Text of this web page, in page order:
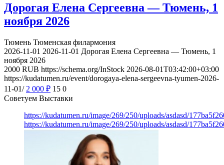
Дорогая Елена Сергеевна — Тюмень, 1
ноября 2026
Тюмень Тюменская филармония
2026-11-01 2026-11-01 Дорогая Елена Сергеевна — Тюмень, 1
ноября 2026
2000 RUB https://schema.org/InStock 2026-08-01T03:42:00+03:00
https://kudatumen.ru/event/dorogaya-elena-sergeevna-tyumen-2026-
11-01/ 2 000 ₽ 15 0
Советуем Выставки
https://kudatumen.ru/image/269/250/uploads/asdasd/
https://kudatumen.ru/image/269/250/uploads/asdasd/